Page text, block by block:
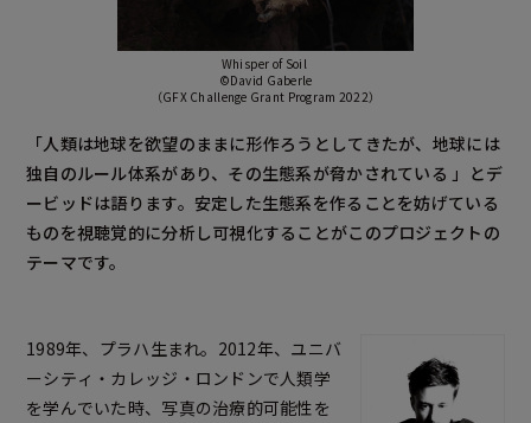
Whisper of Soil
©David Gaberle
（GFX Challenge Grant Program 2022）
「人類は地球を欲望のままに形作ろうとしてきたが、地球には
独自のルール体系があり、その生態系が脅かされている 」とデ
ービッドは語ります。安定した生態系を作ることを妨げている
ものを視聴覚的に分析し可視化することがこのプロジェクトの
テーマです。
1989年、プラハ生まれ。2012年、ユニバ
ーシティ・カレッジ・ロンドンで人類学
を学んでいた時、写真の治療的可能性を